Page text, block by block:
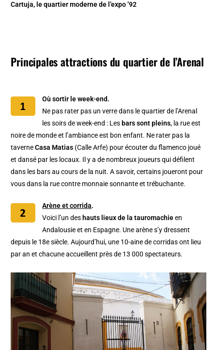
Cartuja, le quartier moderne de l’expo ’92
Principales attractions du quartier de l’Arenal
Où sortir le week-end.
Ne pas rater pas un verre dans le quartier de l’Arenal
les soirs de week-end : Les bars sont pleins, la rue est
noire de monde et l’ambiance est bon enfant. Ne rater pas la
taverneCasa Matias (Calle Arfe) pour écouter du flamenco joué
et dansé par les locaux. Il y a de nombreux joueurs qui défilent
dans les bars au cours de la nuit. A savoir, certains joueront pour
vous dans la rue contre monnaie sonnante et trébuchante.
Arène et corrida.
Voici l’un des hauts lieux de la tauromachieen
Andalousie et en Espagne. Une arène s’y dressent
depuis le 18e siècle. Aujourd’hui, une 10-aine de corridas ont lieu
par an et chacune accueillent près de 13 000 spectateurs.